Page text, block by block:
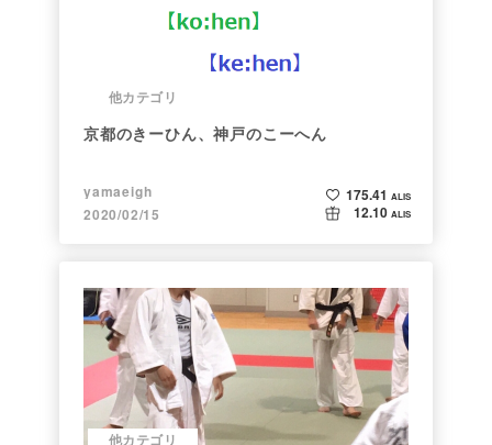
他カテゴリ
京都のきーひん、神戸のこーへん
yamaeigh
2020/02/15
175.41 ALIS
12.10 ALIS
他カテゴリ